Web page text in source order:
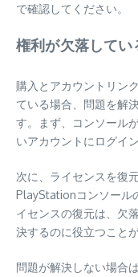
で確認してください。
権利が欠落してい
購入とアカウントリン
ている場合、問題を解
す。まず、コンソール
いアカウントにログイ
次に、ライセンスを復
PlayStationコンソール
イセンスの復元は、欠
決するのに役立つこと
問題が解決しない場合